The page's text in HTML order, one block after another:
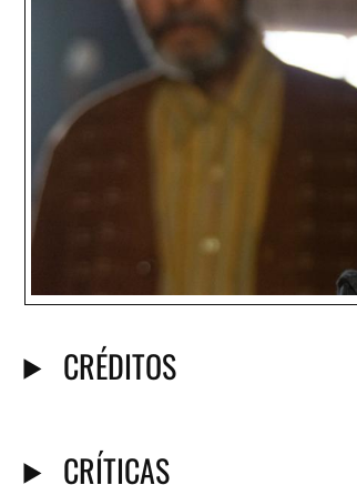
CRÉDITOS
CRÍTICAS